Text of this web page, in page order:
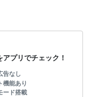
アプリでチェック！
告なし
機能あり
ード搭載